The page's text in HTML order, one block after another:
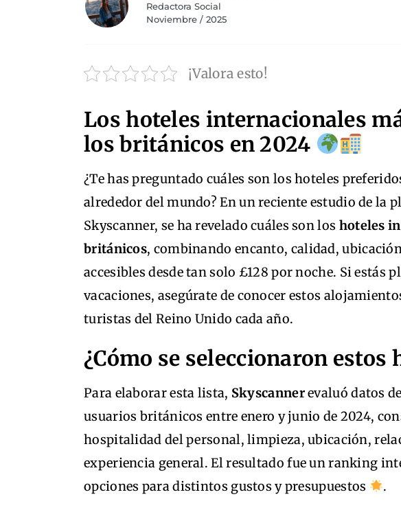
Redactora Social
Noviembre / 2025
¡Valora esto!
Los hoteles internacionales
los británicos en 2024
¿Te has preguntado cuáles son los hoteles
alrededor del mundo? En un reciente estudio de la
Skyscanner, se ha revelado cuáles son los hoteles
británicos, combinando encanto, calidad,
accesibles desde tan solo £128 por noche. Si estás
vacaciones, asegúrate de conocer estos
turistas del Reino Unido cada año.
¿Cómo se seleccionaron estos
Para elaborar esta lista, Skyscannerevaluó datos
usuarios británicos entre enero y junio de 2024,
hospitalidad del personal, limpieza, ubicación,
experiencia general. El resultado fue un ranking
opciones para distintos gustos y presupuestos
.